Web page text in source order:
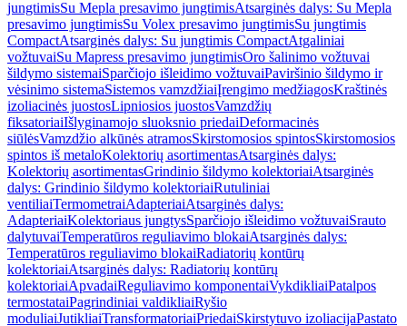
jungtimisSu Mepla presavimo jungtimisAtsarginės dalys: Su Mepla
presavimo jungtimisSu Volex presavimo jungtimisSu jungtimis
CompactAtsarginės dalys: Su jungtimis CompactAtgaliniai
vožtuvaiSu Mapress presavimo jungtimisOro šalinimo vožtuvai
šildymo sistemaiSparčiojo išleidimo vožtuvaiPaviršinio šildymo ir
vėsinimo sistemaSistemos vamzdžiaiĮrengimo medžiagosKraštinės
izoliacinės juostosLipniosios juostosVamzdžių
fiksatoriaiIšlyginamojo sluoksnio priedaiDeformacinės
siūlėsVamzdžio alkūnės atramosSkirstomosios spintosSkirstomosios
spintos iš metaloKolektorių asortimentasAtsarginės dalys:
Kolektorių asortimentasGrindinio šildymo kolektoriaiAtsarginės
dalys: Grindinio šildymo kolektoriaiRutuliniai
ventiliaiTermometraiAdapteriaiAtsarginės dalys:
AdapteriaiKolektoriaus jungtysSparčiojo išleidimo vožtuvaiSrauto
dalytuvaiTemperatūros reguliavimo blokaiAtsarginės dalys:
Temperatūros reguliavimo blokaiRadiatorių kontūrų
kolektoriaiAtsarginės dalys: Radiatorių kontūrų
kolektoriaiApvadaiReguliavimo komponentaiVykdikliaiPatalpos
termostataiPagrindiniai valdikliaiRyšio
moduliaiJutikliaiTransformatoriaiPriedaiSkirstytuvo izoliacijaPastato